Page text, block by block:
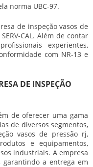
norma UBC-97.
de inspeção vasos de
CAL. Além de contar
experientes,
com NR-13 e
DE INSPEÇÃO
de oferecer uma gama
de diversos segmentos,
vasos de pressão rj,
e equipamentos,
industriais. A empresa
garantindo a entrega em